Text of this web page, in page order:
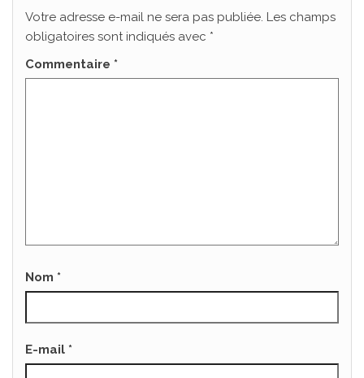
Votre adresse e-mail ne sera pas publiée. Les champs
obligatoires sont indiqués avec *
Commentaire *
Nom *
E-mail *